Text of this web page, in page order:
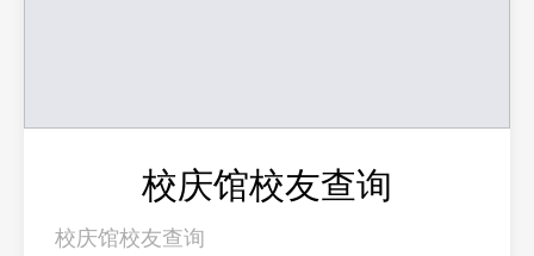
校庆馆校友查询
校庆馆校友查询